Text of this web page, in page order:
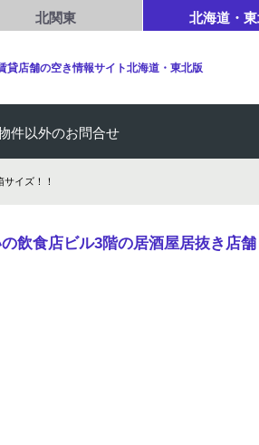
北関東 北海道・
貸店舗の空き情報サイト北海道・東北版
件以外のお問合せ
イズ！！
飲食店ビル3階の居酒屋居抜き店舗